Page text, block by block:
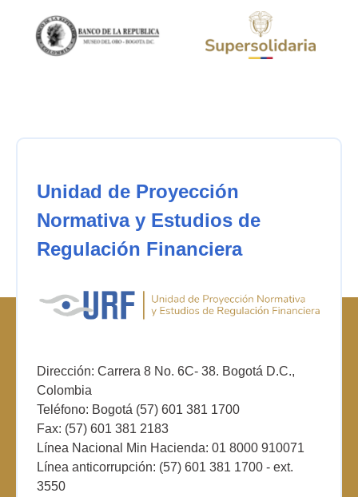
Unidad de Proyección
Normativa y Estudios de
Regulación Financiera
Dirección: Carrera 8 No. 6C- 38. Bogotá D.C.,
Colombia
Teléfono: Bogotá (57) 601 381 1700
Fax: (57) 601 381 2183
Línea Nacional Min Hacienda: 01 8000 910071
Línea anticorrupción: (57) 601 381 1700 - ext.
3550